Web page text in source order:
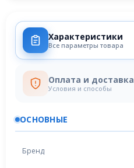
Характеристики
Все параметры товара
Оплата и доставка
Условия и способы
ОСНОВНЫЕ
Бренд